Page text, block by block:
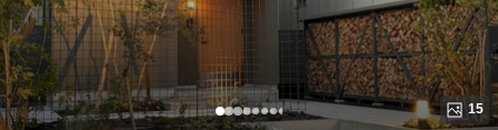
15